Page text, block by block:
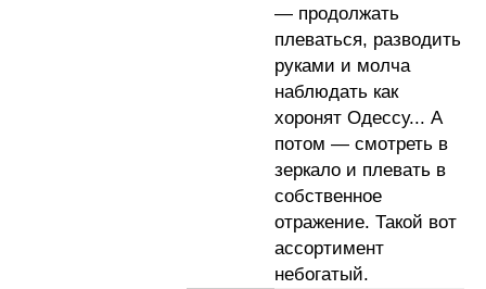
— продолжать
плеваться, разводить
руками и молча
наблюдать как
хоронят Одессу... А
потом — смотреть в
зеркало и плевать в
собственное
отражение. Такой вот
ассортимент
небогатый.